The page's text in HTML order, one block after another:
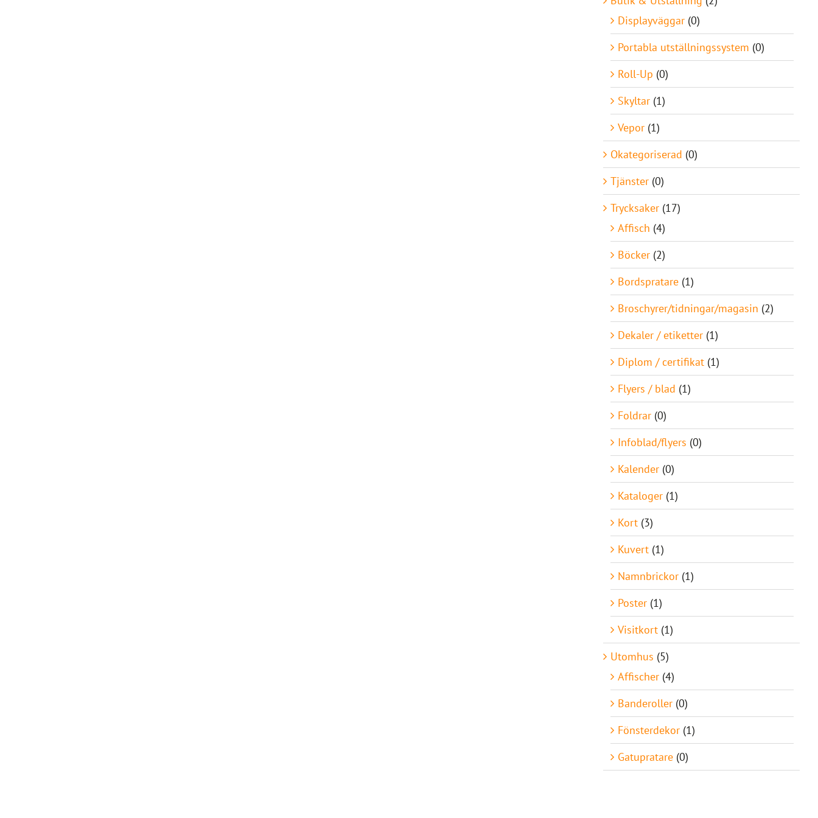
Displayväggar (0)
Portabla utställningssystem (0)
Roll-Up (0)
Skyltar (1)
Vepor (1)
Okategoriserad (0)
Tjänster (0)
Trycksaker (17)
Affisch (4)
Böcker (2)
Bordspratare (1)
Broschyrer/tidningar/magasin (2)
Dekaler / etiketter (1)
Diplom / certifikat (1)
Flyers / blad (1)
Foldrar (0)
Infoblad/flyers (0)
Kalender (0)
Kataloger (1)
Kort (3)
Kuvert (1)
Namnbrickor (1)
Poster (1)
Visitkort (1)
Utomhus (5)
Affischer (4)
Banderoller (0)
Fönsterdekor (1)
Gatupratare (0)